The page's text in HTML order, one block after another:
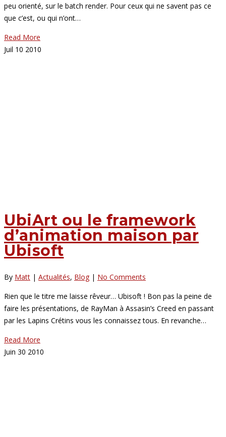
peu orienté, sur le batch render. Pour ceux qui ne savent pas ce
que c’est, ou qui n’ont…
Read More
Juil 10 2010
UbiArt ou le framework
d’animation maison par
Ubisoft
By Matt | Actualités, Blog | No Comments
Rien que le titre me laisse rêveur… Ubisoft ! Bon pas la peine de
faire les présentations, de RayMan à Assasin’s Creed en passant
par les Lapins Crétins vous les connaissez tous. En revanche…
Read More
Juin 30 2010